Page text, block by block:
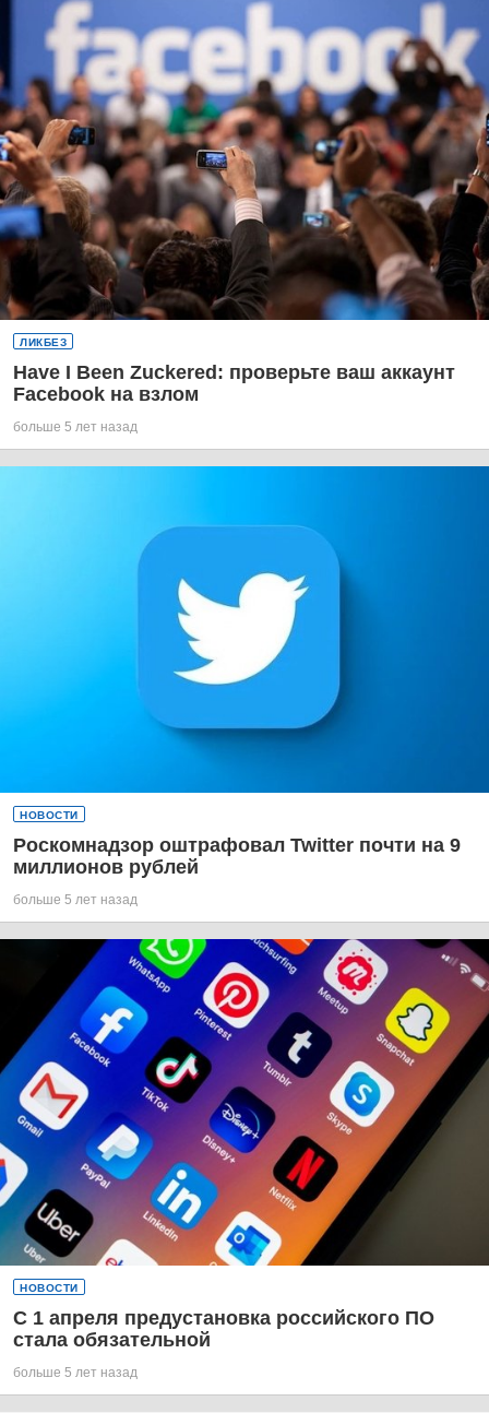
ЛИКБЕЗ
Have I Been Zuckered: проверьте ваш аккаунт
Facebook на взлом
больше 5 лет назад
НОВОСТИ
Роскомнадзор оштрафовал Twitter почти на 9
миллионов рублей
больше 5 лет назад
НОВОСТИ
С 1 апреля предустановка российского ПО
стала обязательной
больше 5 лет назад